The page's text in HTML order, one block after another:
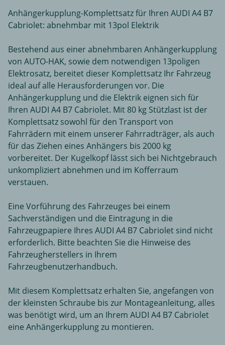
Anhängerkupplung-Komplettsatz für Ihren AUDI A4 B7
Cabriolet: abnehmbar mit 13pol Elektrik
Bestehend aus einer abnehmbaren Anhängerkupplung
von AUTO-HAK, sowie dem notwendigen 13poligen
Elektrosatz, bereitet dieser Komplettsatz Ihr Fahrzeug
ideal auf alle Herausforderungen vor. Die
Anhängerkupplung und die Elektrik eignen sich für
Ihren AUDI A4 B7 Cabriolet. Mit 80 kg Stützlast ist der
Komplettsatz sowohl für den Transport von
Fahrrädern mit einem unserer Fahrradträger, als auch
für das Ziehen eines Anhängers bis 2000 kg
vorbereitet. Der Kugelkopf lässt sich bei Nichtgebrauch
unkompliziert abnehmen und im Kofferraum
verstauen.
Eine Vorführung des Fahrzeuges bei einem
Sachverständigen und die Eintragung in die
Fahrzeugpapiere Ihres AUDI A4 B7 Cabriolet sind nicht
erforderlich. Bitte beachten Sie die Hinweise des
Fahrzeugherstellers in Ihrem
Fahrzeugbenutzerhandbuch.
Mit diesem Komplettsatz erhalten Sie, angefangen von
der kleinsten Schraube bis zur Montageanleitung, alles
was benötigt wird, um an Ihrem AUDI A4 B7 Cabriolet
eine Anhängerkupplung zu montieren.